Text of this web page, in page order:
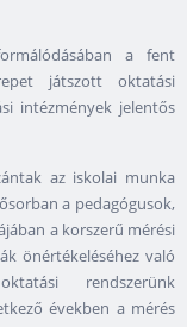
a fent
játszott oktatási
intézmények jelentős
az iskolai munka
a pedagógusok,
a korszerű mérési
önértékeléséhez való
rendszerünk
években a mérés